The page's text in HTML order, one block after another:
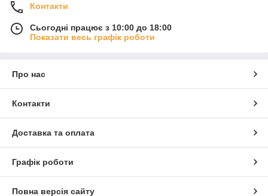
Контакти
Сьогодні працює з 10:00 до 18:00
Показати весь графік роботи
Про нас
Контакти
Доставка та оплата
Графік роботи
Повна версія сайту